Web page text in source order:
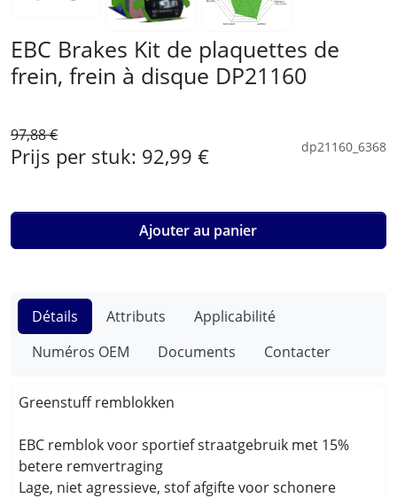
EBC Brakes Kit de plaquettes de
frein, frein à disque DP21160
97,88 €
Prijs per stuk: 92,99 € dp21160_6368
Ajouter au panier
Détails Attributs
Applicabilité
Numéros OEM
Documents Contacter
Greenstuff remblokken
EBC remblok voor sportief straatgebruik met 15%
betere remvertraging
Lage, niet agressieve, stof afgifte voor schonere